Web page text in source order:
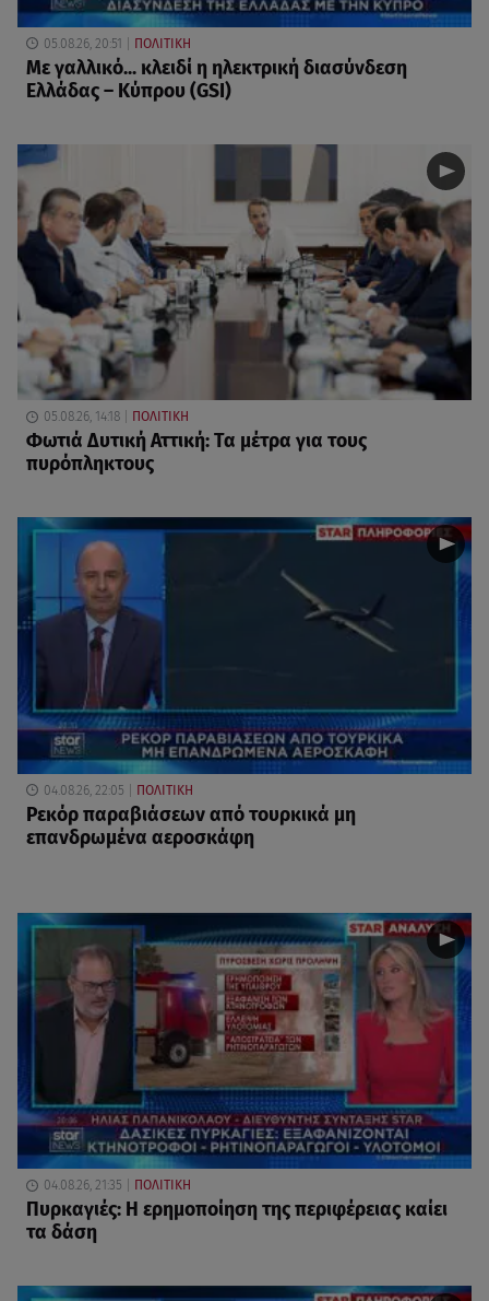
05.08.26, 20:51 ΠΟΛΙΤΙΚΗ
Με γαλλικό... κλειδί η ηλεκτρική διασύνδεση
Ελλάδας – Κύπρου (GSI)
05.08.26, 14:18 ΠΟΛΙΤΙΚΗ
Φωτιά Δυτική Αττική: Τα μέτρα για τους
πυρόπληκτους
04.08.26, 22:05 ΠΟΛΙΤΙΚΗ
Ρεκόρ παραβιάσεων από τουρκικά μη
επανδρωμένα αεροσκάφη
04.08.26, 21:35 ΠΟΛΙΤΙΚΗ
Πυρκαγιές: Η ερημοποίηση της περιφέρειας καίει
τα δάση